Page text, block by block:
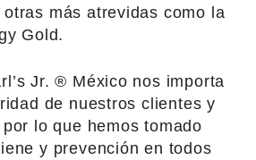
más atrevidas como la
Gold.
Jr. ® México nos importa
de nuestros clientes y
lo que hemos tomado
y prevención en todos